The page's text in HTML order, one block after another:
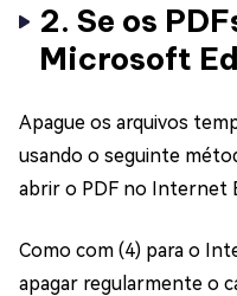
2. Se os
Microsoft
Apague os arquivos
usando o seguinte
abrir o PDF no Internet
Como com (4) para o
apagar regularmente o